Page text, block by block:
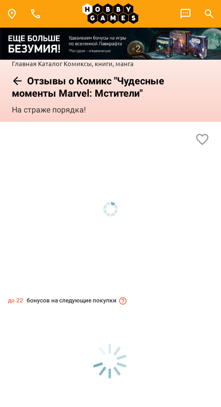
Главная Каталог Комиксы, книги, манга
Отзывы о Комикс "Чудесные
моменты Marvel: Мстители"
На страже порядка!
до 22 бонусов на следующие покупки